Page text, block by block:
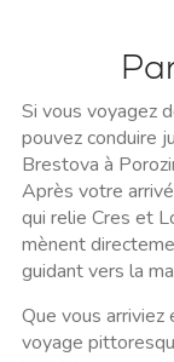
Si vous voyagez
pouvez conduire
Brestova à
Après votre
qui relie Cres et
mènent
guidant vers la
Que vous arriviez
voyage